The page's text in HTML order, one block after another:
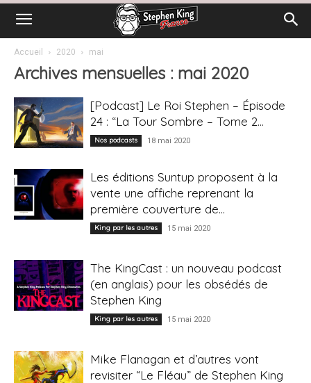
Accueil 2020 mai
Archives mensuelles : mai 2020
[Podcast] Le Roi Stephen – Épisode
24 : “La Tour Sombre – Tome 2...
Nos podcasts 18 mai 2020
Les éditions Suntup proposent à la
vente une affiche reprenant la
première couverture de...
King par les autres 15 mai 2020
The KingCast : un nouveau podcast
(en anglais) pour les obsédés de
Stephen King
King par les autres 15 mai 2020
Mike Flanagan et d’autres vont
revisiter “Le Fléau” de Stephen King